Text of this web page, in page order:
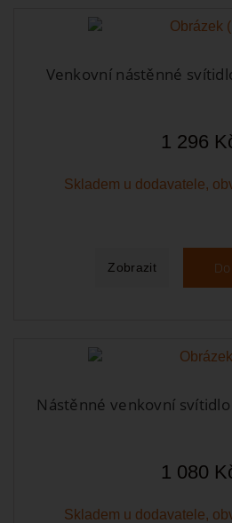
Venkovní nástěnné
1 296
Skladem u dodavatele,
Zobrazit
Nástěnné venkovní svítidlo
1 080
Skladem u dodavatele,